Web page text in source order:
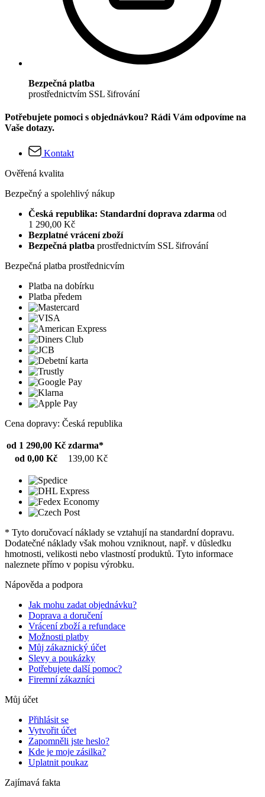
Bezpečná platba
prostřednictvím SSL šifrování
Potřebujete pomoci s objednávkou? Rádi Vám odpovíme na
Vaše dotazy.
Kontakt
Ověřená kvalita
Bezpečný a spolehlivý nákup
Česká republika: Standardní doprava zdarma od
1 290,00 Kč
Bezplatné vrácení zboží
Bezpečná platba prostřednictvím SSL šifrování
Bezpečná platba prostřednicvím
Platba na dobírku
Platba předem
Cena dopravy: Česká republika
od 1 290,00 Kč zdarma*
od 0,00 Kč
139,00 Kč
* Tyto doručovací náklady se vztahují na standardní dopravu.
Dodatečné náklady však mohou vzniknout, např. v důsledku
hmotnosti, velikosti nebo vlastností produktů. Tyto informace
naleznete přímo v popisu výrobku.
Nápověda a podpora
Jak mohu zadat objednávku?
Doprava a doručení
Vrácení zboží a refundace
Možnosti platby
Můj zákaznický účet
Slevy a poukázky
Potřebujete další pomoc?
Firemní zákazníci
Můj účet
Přihlásit se
Vytvořit účet
Zapomněli jste heslo?
Kde je moje zásilka?
Uplatnit poukaz
Zajímavá fakta